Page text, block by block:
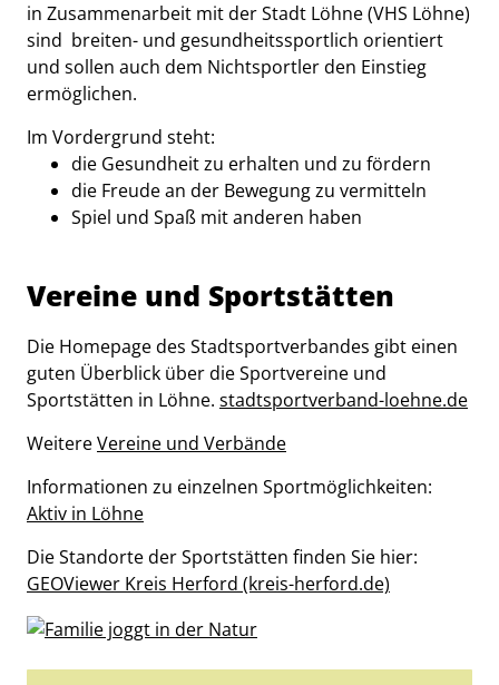
in Zusammenarbeit mit der Stadt Löhne (VHS Löhne)
sind breiten- und gesundheitssportlich orientiert
und sollen auch dem Nichtsportler den Einstieg
ermöglichen.
Im Vordergrund steht:
die Gesundheit zu erhalten und zu fördern
die Freude an der Bewegung zu vermitteln
Spiel und Spaß mit anderen haben
Vereine und Sportstätten
Die Homepage des Stadtsportverbandes gibt einen
guten Überblick über die Sportvereine und
Sportstätten in Löhne. stadtsportverband-loehne.de
WeitereVereine und Verbände
Informationen zu einzelnen Sportmöglichkeiten:
Aktiv in Löhne
Die Standorte der Sportstätten finden Sie hier:
GEOViewer Kreis Herford (kreis-herford.de)